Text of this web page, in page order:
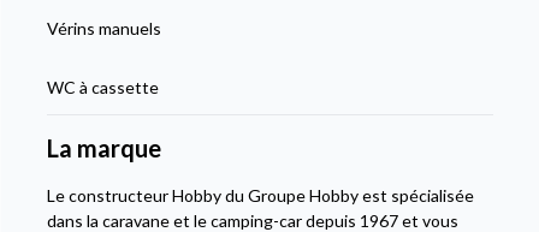
Vérins manuels
WC à cassette
La marque
Le constructeur Hobby du Groupe Hobby est spécialisée
dans la caravane et le camping-car depuis 1967 et vous